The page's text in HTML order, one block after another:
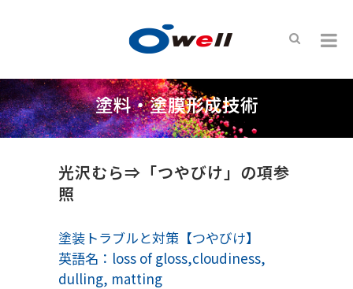
塗料・塗膜形成技術
光沢むら⇒「つやびけ」の項参
照
塗装トラブルと対策【つやびけ】
英語名：loss of gloss,cloudiness,
dulling, matting